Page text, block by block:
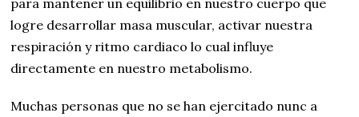
logre desarrollar masa muscular, activar nuestra
respiración y ritmo cardiaco lo cual influye
directamente en nuestro metabolismo.
Muchas personas que no se han ejercitado nunc a